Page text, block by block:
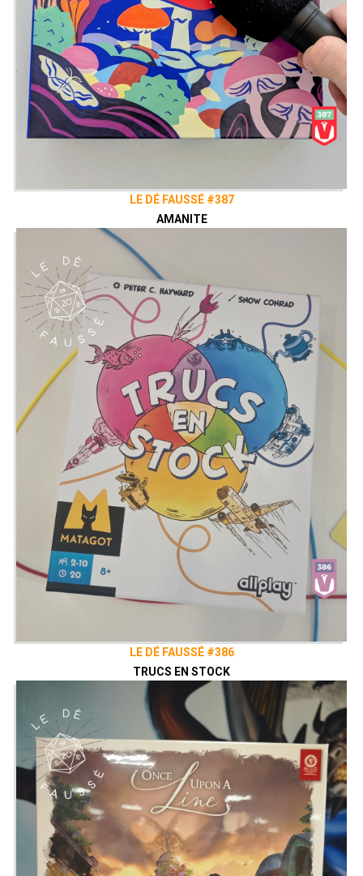
LE DÉ FAUSSÉ #387
AMANITE
LE DÉ FAUSSÉ #386
TRUCS EN STOCK